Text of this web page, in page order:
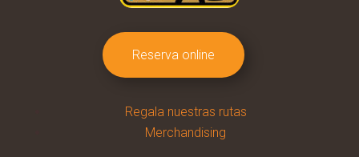
Reserva online
Regala nuestras rutas
Merchandising